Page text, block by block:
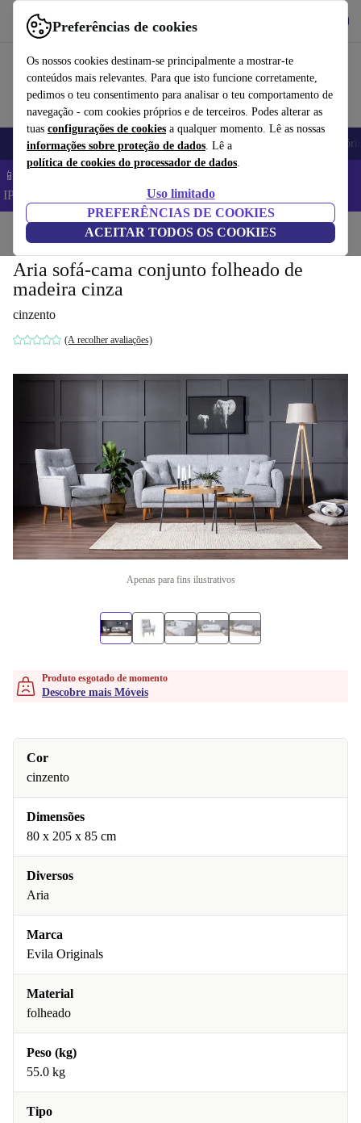
Preferências de cookies
Os nossos cookies destinam-se principalmente a mostrar-te
conteúdos mais relevantes. Para que isto funcione corretamente,
pedimos o teu consentimento para analisar o teu comportamento de
navegação - com cookies próprios e de terceiros. Podes alterar as
tuas configurações de cookies a qualquer momento. Lê as nossas
informações sobre proteção de dados. Lê a
política de cookies do processador de dados.
Uso limitado
PREFERÊNCIAS DE COOKIES
ACEITAR TODOS OS COOKIES
Use o refurbed de forma rápida e fácil
Telemóveis Computadores Portáteis Tablets
📱 Poupa 5% EXTRA em todos os iPhones – Código:
IPHONEDEAL –
Início Casa Móveis
Aria sofá-cama conjunto folheado de
madeira cinza
cinzento
(A recolher avaliações)
Apenas para fins ilustrativos
Produto esgotado de momento
Descobre mais Móveis
Cor
cinzento
Dimensões
80 x 205 x 85 cm
Diversos
Aria
Marca
Evila Originals
Material
folheado
Peso (kg)
55.0 kg
Tipo